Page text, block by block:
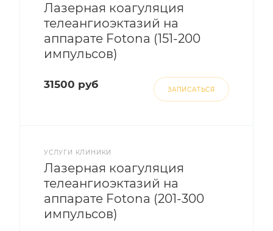
Лазерная коагуляция
телеангиоэктазий на
аппарате Fotona (151-200
импульсов)
31500 руб ЗАПИСАТЬСЯ
УСЛУГИ КЛИНИКИ
Лазерная коагуляция
телеангиоэктазий на
аппарате Fotona (201-300
импульсов)